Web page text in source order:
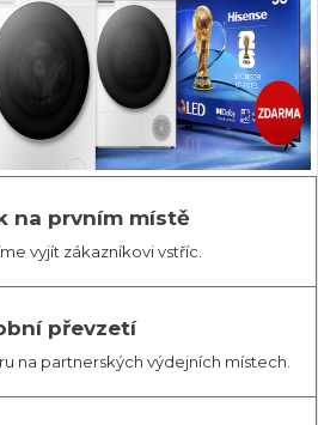
na prvním místě
vyjít zákazníkovi vstříc.
převzetí
na partnerských výdejních místech.